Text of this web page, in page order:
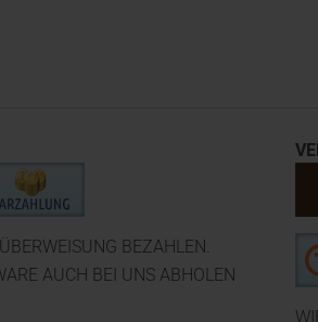
BEZAHLEN.
AUCH BEI UNS ABHOLEN